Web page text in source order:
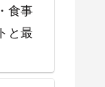
食事
と最